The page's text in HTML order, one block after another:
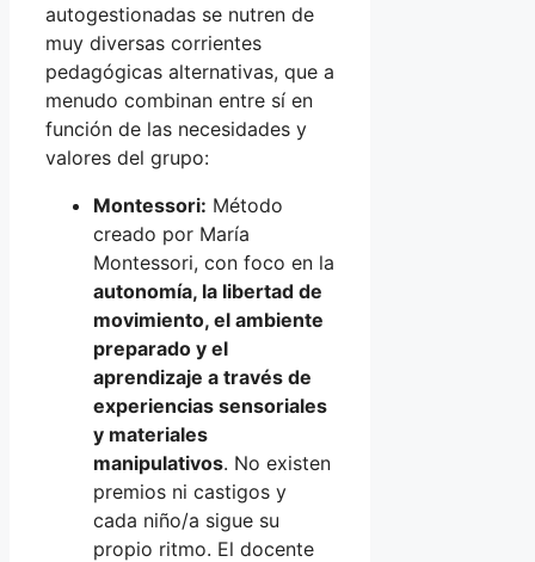
autogestionadas se nutren de
muy diversas corrientes
pedagógicas alternativas, que a
menudo combinan entre sí en
función de las necesidades y
valores del grupo:
Montessori: Método
creado por María
Montessori, con foco en la
autonomía, la libertad de
movimiento, el ambiente
preparado y el
aprendizaje a través de
experiencias sensoriales
y materiales
manipulativos. No existen
premios ni castigos y
cada niño/a sigue su
propio ritmo. El docente